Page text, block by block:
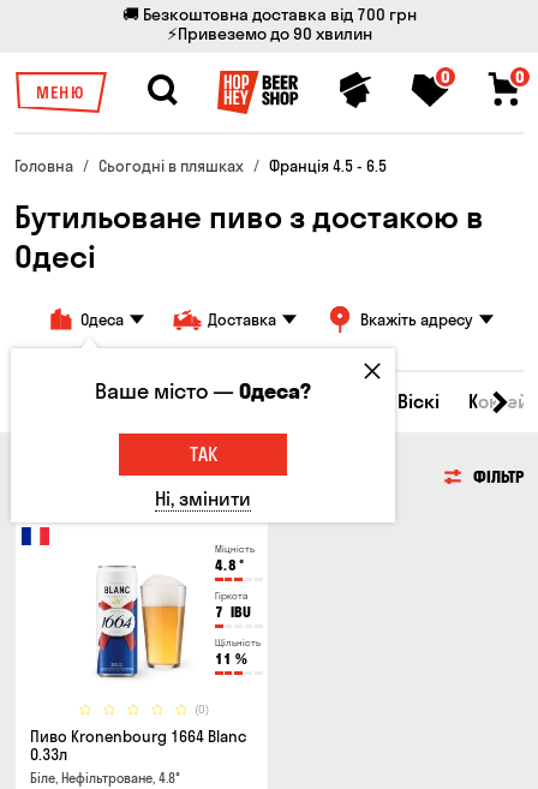
🚚 Безкоштовна доставка від 700 грн
⚡Привеземо до 90 хвилин
МЕНЮ
0 0
Головна Сьогодні в пляшках Франція 4.5 - 6.5
Бутильоване пиво з достакою в
Одесі
Одеса Доставка Вкажіть адресу
Всі товари Пиво Сидр Віскі
ФІЛЬТР
Міцність
4.8 °
Гіркота
7 IBU
Щільність
11 %
(0)
Пиво Kronenbourg 1664 Blanc
0.33л
Біле, Нефільтроване, 4.8°
Ваше місто —Одеса?
ТАК
Ні, змінити